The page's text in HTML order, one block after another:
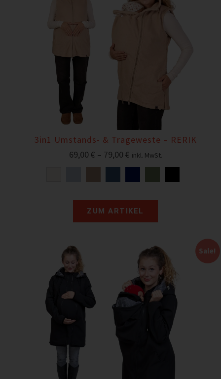
3in1 Umstands- & Trageweste – RERIK
69,00 € – 79,00 € inkl. MwSt.
ZUM ARTIKEL
Sale!